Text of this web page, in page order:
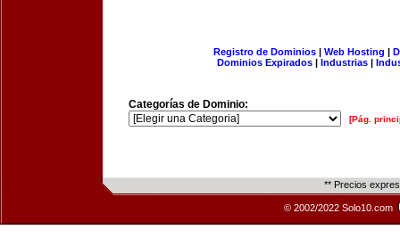
Registro de Dominios| Web Hosting |
Dominios Expirados | Industrias |
Categorías de Dominio:
[Pág.
** Precios
© 2002/2022 Solo10.com